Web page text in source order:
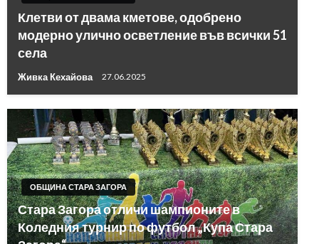
Клетви от двама кметове, одобрено
модерно улично осветление във всички 51
села
Живка Кехайова 27.06.2025
ОБЩИНА СТАРА ЗАГОРА
Стара Загора отличи шампионите в
Коледния турнир по футбол „Купа Стара